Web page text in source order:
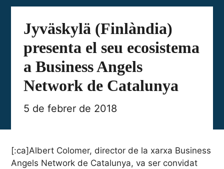
Jyväskylä (Finlàndia)
presenta el seu ecosistema
a Business Angels
Network de Catalunya
5 de febrer de 2018
[:ca]Albert Colomer, director de la xarxa Business
Angels Network de Catalunya, va ser convidat